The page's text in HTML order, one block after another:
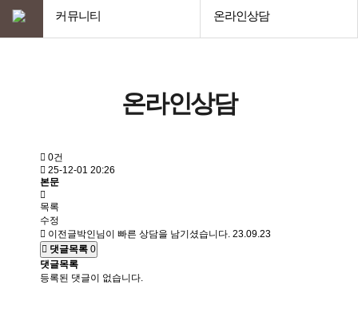
커뮤니티 온라인상담
온라인상담
0건
25-12-01 20:26
본문
목록
수정
이전글박인님이 빠른 상담을 남기셨습니다. 23.09.23
댓글목록 0
댓글목록
등록된 댓글이 없습니다.